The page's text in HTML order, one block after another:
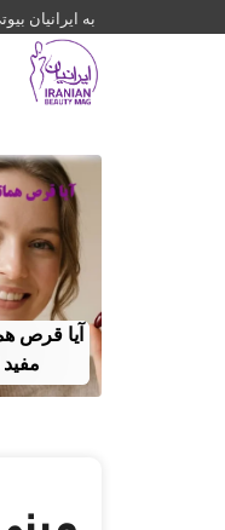
به ایرانیان
آیا قرص